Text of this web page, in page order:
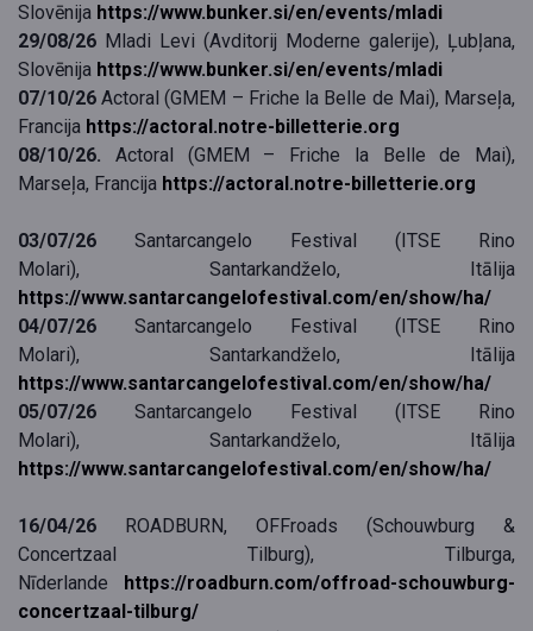
Slovēnija https://www.bunker.si/en/events/mladi
29/08/26 Mladi Levi (Avditorij Moderne galerije), Ļubļana,
Slovēnija https://www.bunker.si/en/events/mladi
07/10/26Actoral (GMEM – Friche la Belle de Mai), Marseļa,
Francija https://actoral.notre-billetterie.org
08/10/26. Actoral (GMEM – Friche la Belle de Mai),
Marseļa, Francija https://actoral.notre-billetterie.org
03/07/26 Santarcangelo Festival ( ITSE Rino
Molari), Santarkandželo, Itālija
https://www.santarcangelofestival.com/en/show/ha/
04/07/26 Santarcangelo Festival ( ITSE Rino
Molari), Santarkandželo, Itālija
https://www.santarcangelofestival.com/en/show/ha/
05/07/26 Santarcangelo Festival ( ITSE Rino
Molari), Santarkandželo, Itālija
https://www.santarcangelofestival.com/en/show/ha/
16/04/26
ROADBURN, OFFroads (Schouwburg &
Concertzaal Tilburg), Tilburga,
Nīderlande
https://roadburn.com/offroad-schouwburg-
concertzaal-tilburg/